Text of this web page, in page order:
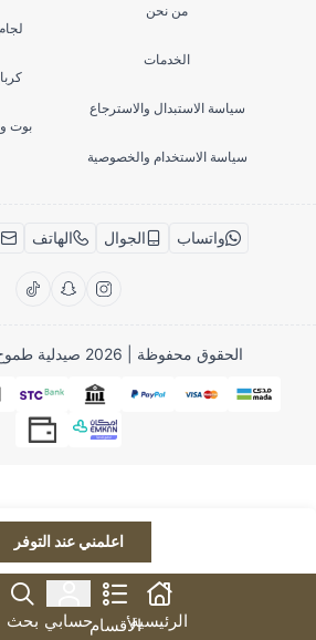
اعلمني عند التوفر
من نحن
الخدمات
سياسة الاستبدال والاسترجاع
سياسة الاستخدام والخصوصية
بوت
واتساب الجوال الهاتف
الحقوق محفوظة | 2026 صيدلية
الرئيسيةالأقسامحسابي بحث